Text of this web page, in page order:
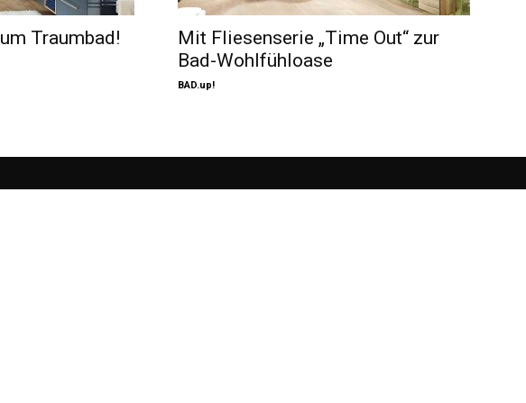
Traumbad!
Mit Fliesenserie „Time Out“ zur
Bad-Wohlfühloase
BAD.up!